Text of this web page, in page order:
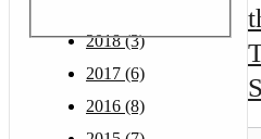
2018 (3)
2017 (6)
2016 (8)